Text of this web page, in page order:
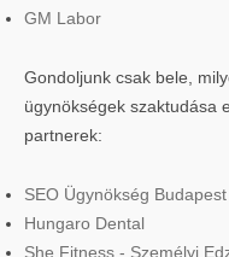
GM Labor
Gondoljunk csak bele,
ügynökségek szaktudása
partnerek:
SEO Ügynökség Budapest
Hungaro Dental
She Fitness - Személyi